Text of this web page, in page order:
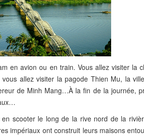
en avion ou en train. Vous allez visiter la
allez visiter la pagode Thien Mu, la
de Minh Mang…À la fin de la journée,
scooter le long de la rive nord de la
impériaux ont construit leurs maisons